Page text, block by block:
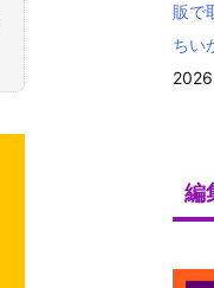
販で
ちい
2026
編